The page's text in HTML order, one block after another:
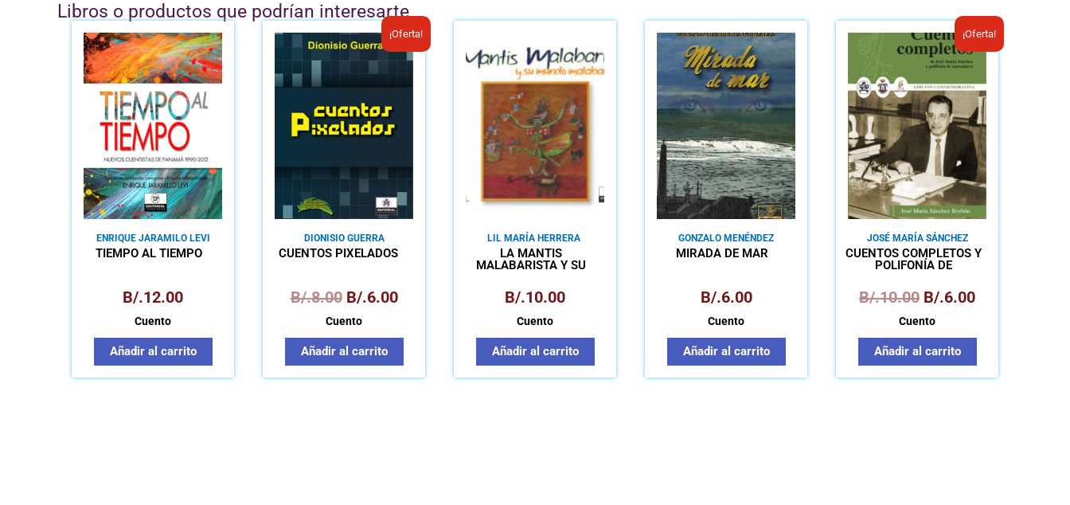
Libros o productos que podrían interesarte
ENRIQUE JARAMILO LEVI
TIEMPO AL TIEMPO
B/.12.00
Cuento
Añadir al carrito
¡Oferta!
DIONISIO GUERRA
CUENTOS PIXELADOS
B/.8.00
El
precio
original
era:
B/.8.00.
B/.6.00
El
precio
es:
Cuento
Añadir al carrito
LIL MARÍA HERRERA
LA MANTIS
MALABARISTA Y SU
MALABARILLOSO
B/.10.00
Cuento
Añadir al carrito
GONZALO MENÉNDEZ
GONZÁLEZ
MIRADA DE MAR
B/.6.00
Cuento
Añadir al carrito
¡Oferta!
JOSÉ MARÍA SÁNCHEZ
CUENTOS COMPLETOS Y
POLIFONÍA DE
B/.10.00
El
precio
original
era:
B/.10.00.
B/.6.00
El
precio
es:
B/.6.00.
Cuento
Añadir al carrito